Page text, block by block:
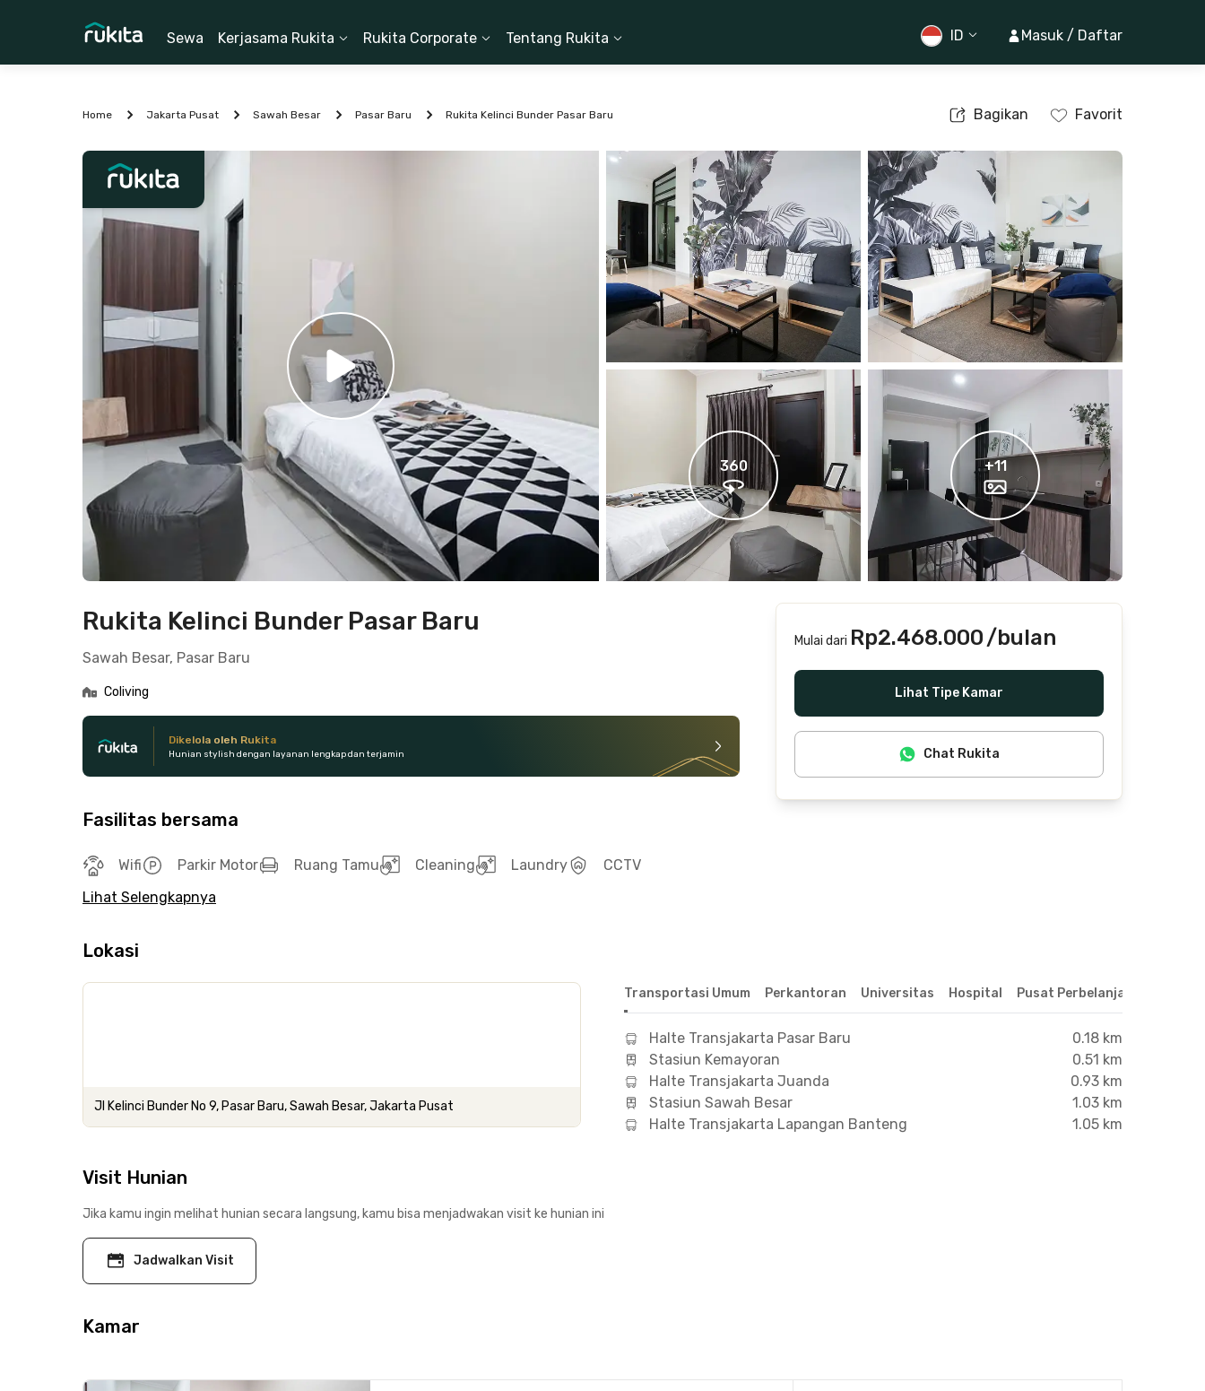
Sewa Kerjasama Rukita Rukita Corporate Tentang Rukita ID Masuk / Daftar
Home Jakarta Pusat Sawah Besar Pasar Baru Rukita Kelinci Bunder Pasar Baru Bagikan Favorit
360 +11
Rukita Kelinci Bunder Pasar Baru
Sawah Besar, Pasar Baru
Coliving
Dikelola oleh Rukita
Hunian stylish dengan layanan lengkap dan terjamin
Fasilitas bersama
Wifi Parkir Motor Ruang Tamu Cleaning Laundry
CCTV
Lihat Selengkapnya
Mulai dari Rp2.468.000/bulan
Lihat Tipe Kamar
Chat Rukita
Lokasi
Jl Kelinci Bunder No 9, Pasar Baru, Sawah Besar, Jakarta Pusat
Transportasi Umum Perkantoran Universitas Hospital Pusat Perbelanjaan &
Halte Transjakarta Pasar Baru
0.18 km
Stasiun Kemayoran
0.51 km
Halte Transjakarta Juanda
0.93 km
Stasiun Sawah Besar
1.03 km
Halte Transjakarta Lapangan Banteng
1.05 km
Visit Hunian
Jika kamu ingin melihat hunian secara langsung, kamu bisa menjadwakan visit ke hunian ini
Jadwalkan Visit
Kamar